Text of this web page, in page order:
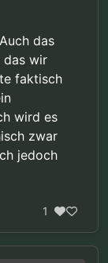
das
das wir
faktisch
wird es
zwar
jedoch
1